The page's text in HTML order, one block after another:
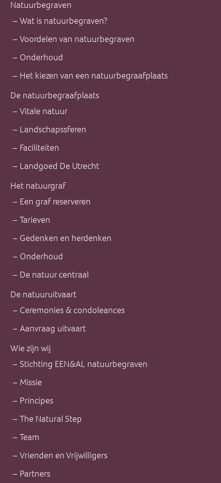
Natuurbegraven
Wat is natuurbegraven?
Voordelen van natuurbegraven
Onderhoud
Het kiezen van een natuurbegraafplaats
De natuurbegraafplaats
Vitale natuur
Landschapssferen
Faciliteiten
Landgoed De Utrecht
Het natuurgraf
Een graf reserveren
Tarieven
Gedenken en herdenken
Onderhoud
De natuur centraal
De natuuruitvaart
Ceremonies & condoleances
Aanvraag uitvaart
Wie zijn wij
Stichting EEN&AL natuurbegraven
Missie
Principes
The Natural Step
Team
Vrienden en Vrijwilligers
Partners